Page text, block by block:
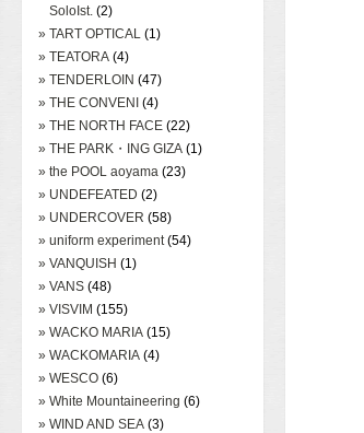
SoloIst. (2)
» TART OPTICAL (1)
» TEATORA (4)
» TENDERLOIN (47)
» THE CONVENI (4)
» THE NORTH FACE (22)
» THE PARK・ING GIZA (1)
» the POOL aoyama (23)
» UNDEFEATED (2)
» UNDERCOVER (58)
» uniform experiment (54)
» VANQUISH (1)
» VANS (48)
» VISVIM (155)
» WACKO MARIA (15)
» WACKOMARIA (4)
» WESCO (6)
» White Mountaineering (6)
» WIND AND SEA (3)